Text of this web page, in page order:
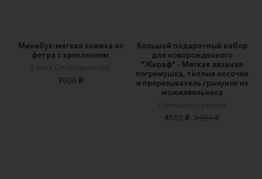
Минибук-мягкая книжка из
фетра с креплением
Елена Огородникова
7000 ₽
Большой подарочный набор
для новорожденного
"Жираф" - Мягкая вязаная
погремушка, тёплые носочки
и прорезыватель грызунок из
можжевельника
Петельки и узелки
4500 ₽ 5000 ₽